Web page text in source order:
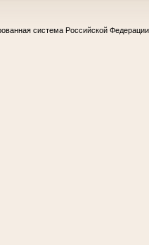
система Российской